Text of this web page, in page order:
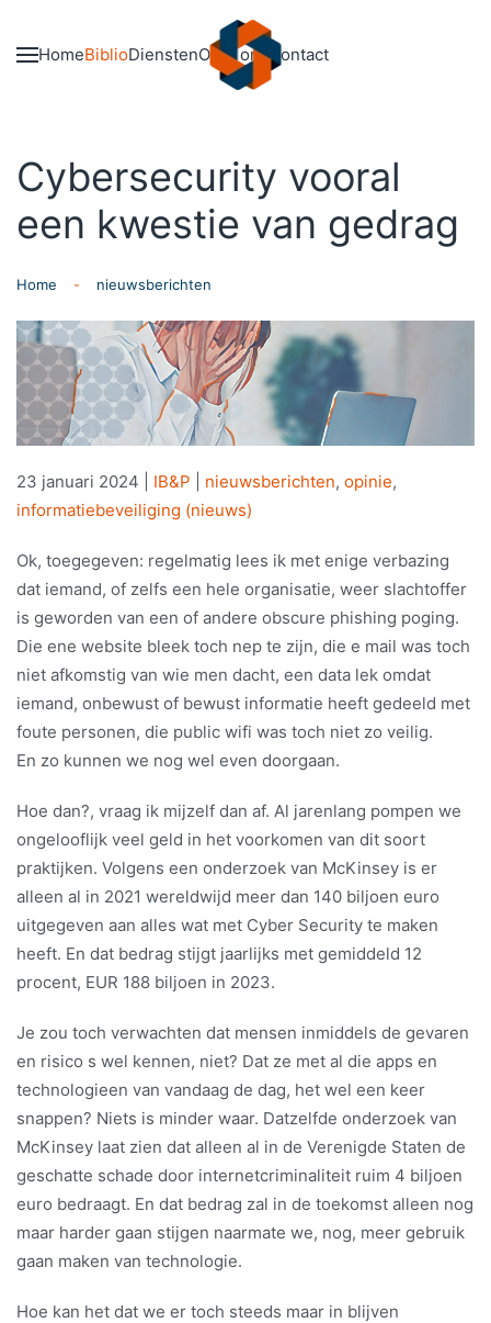
Skip to main content
HomeBiblioDienstenOver onsContact
Cybersecurity vooral
een kwestie van gedrag
Home nieuwsberichten
23 januari 2024 IB&P nieuwsberichten, opinie,
informatiebeveiliging (nieuws)
Ok, toegegeven: regelmatig lees ik met enige verbazing
dat iemand, of zelfs een hele organisatie, weer slachtoffer
is geworden van een of andere obscure phishing poging.
Die ene website bleek toch nep te zijn, die e mail was toch
niet afkomstig van wie men dacht, een data lek omdat
iemand, onbewust of bewust informatie heeft gedeeld met
foute personen, die public wifi was toch niet zo veilig.
En zo kunnen we nog wel even doorgaan.
Hoe dan?, vraag ik mijzelf dan af. Al jarenlang pompen we
ongelooflijk veel geld in het voorkomen van dit soort
praktijken. Volgens een onderzoek van McKinsey is er
alleen al in 2021 wereldwijd meer dan 140 biljoen euro
uitgegeven aan alles wat met Cyber Security te maken
heeft. En dat bedrag stijgt jaarlijks met gemiddeld 12
procent, EUR 188 biljoen in 2023.
Je zou toch verwachten dat mensen inmiddels de gevaren
en risico s wel kennen, niet? Dat ze met al die apps en
technologieen van vandaag de dag, het wel een keer
snappen? Niets is minder waar. Datzelfde onderzoek van
McKinsey laat zien dat alleen al in de Verenigde Staten de
geschatte schade door internetcriminaliteit ruim 4 biljoen
euro bedraagt. En dat bedrag zal in de toekomst alleen nog
maar harder gaan stijgen naarmate we, nog, meer gebruik
gaan maken van technologie.
Hoe kan het dat we er toch steeds maar in blijven